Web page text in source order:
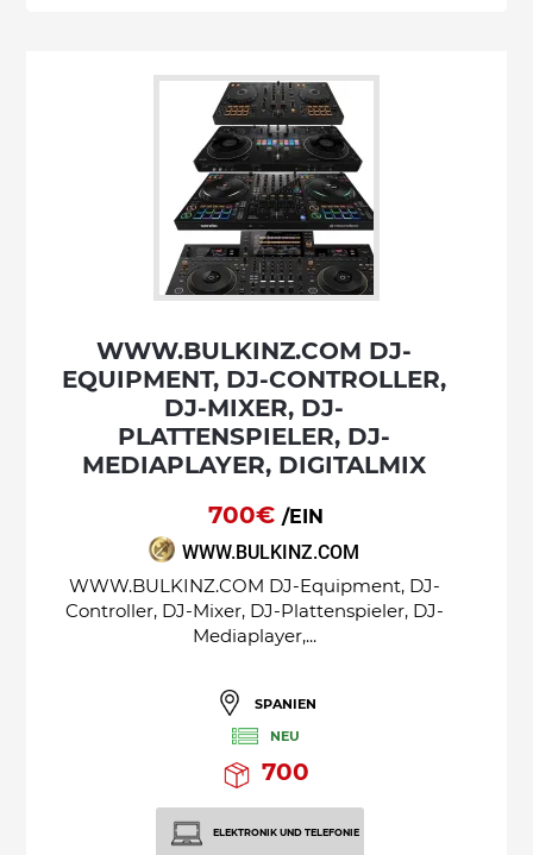
WWW.BULKINZ.COM DJ-
EQUIPMENT, DJ-CONTROLLER,
DJ-MIXER, DJ-
PLATTENSPIELER, DJ-
MEDIAPLAYER, DIGITALMIX
700€/EIN
WWW.BULKINZ.COM
WWW.BULKINZ.COM DJ-Equipment, DJ-
Controller, DJ-Mixer, DJ-Plattenspieler, DJ-
Mediaplayer,...
SPANIEN
NEU
700
ELEKTRONIK UND TELEFONIE